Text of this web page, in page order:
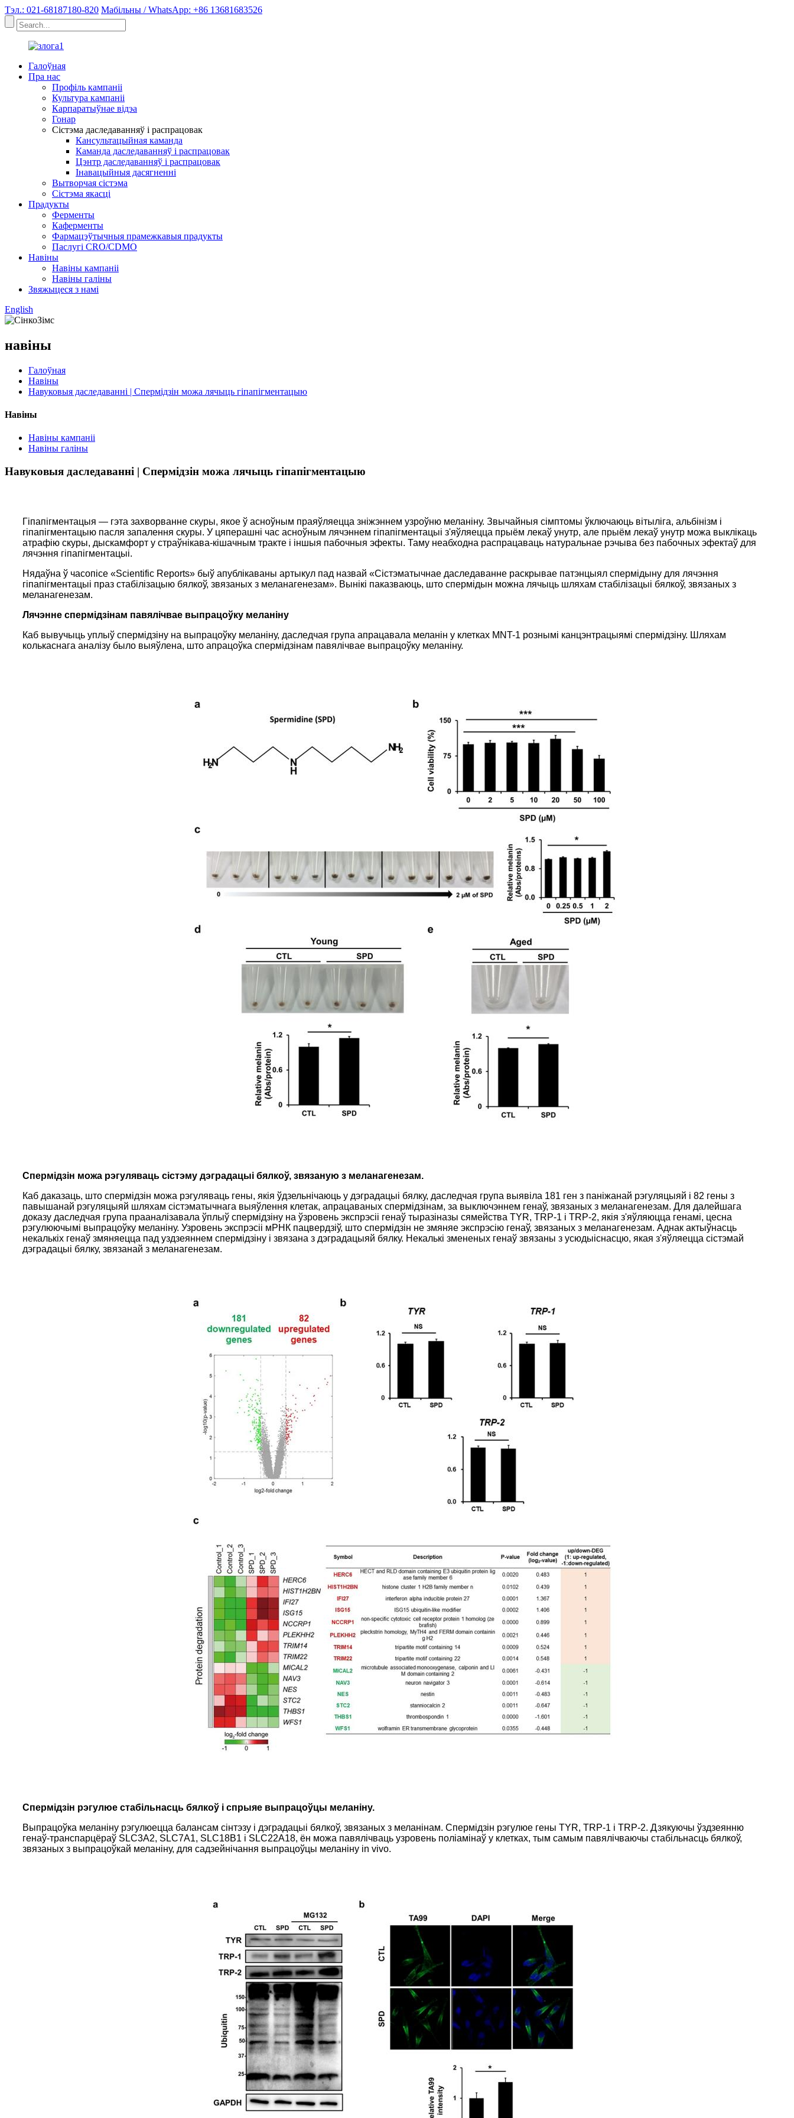
Тэл.: 021-68187180-820 Мабільны / WhatsApp: +86 13681683526
Галоўная
Пра нас
Профіль кампаніі
Культура кампаніі
Карпаратыўнае відэа
Гонар
Сістэма даследаванняў і распрацовак
Кансультацыйная каманда
Каманда даследаванняў і распрацовак
Цэнтр даследаванняў і распрацовак
Інавацыйныя дасягненні
Вытворчая сістэма
Сістэма якасці
Прадукты
Ферменты
Каферменты
Фармацэўтычныя прамежкавыя прадукты
Паслугі CRO/CDMO
Навіны
Навіны кампаніі
Навіны галіны
Звяжыцеся з намі
English
навіны
Галоўная
Навіны
Навуковыя даследаванні | Спермідзін можа лячыць гіпапігментацыю
Навіны
Навіны кампаніі
Навіны галіны
Навуковыя даследаванні | Спермідзін можа лячыць гіпапігментацыю
Гіпапігментацыя — гэта захворванне скуры, якое ў асноўным праяўляецца зніжэннем узроўню меланіну. Звычайныя сімптомы ўключаюць вітыліга, альбінізм і
гіпапігментацыю пасля запалення скуры. У цяперашні час асноўным лячэннем гіпапігментацыі з'яўляецца прыём лекаў унутр, але прыём лекаў унутр можа выклікаць
атрафію скуры, дыскамфорт у страўнікава-кішачным тракте і іншыя пабочныя эфекты. Таму неабходна распрацаваць натуральнае рэчыва без пабочных эфектаў для
лячэння гіпапігментацыі.
Нядаўна ў часопісе «Scientific Reports» быў апублікаваны артыкул пад назвай «Сістэматычнае даследаванне раскрывае патэнцыял спермідыну для лячэння
гіпапігментацыі праз стабілізацыю бялкоў, звязаных з меланагенезам». Вынікі паказваюць, што спермідын можна лячыць шляхам стабілізацыі бялкоў, звязаных з
меланагенезам.
Лячэнне спермідзінам павялічвае выпрацоўку меланіну
Каб вывучыць уплыў спермідзіну на выпрацоўку меланіну, даследчая група апрацавала меланін у клетках MNT-1 рознымі канцэнтрацыямі спермідзіну. Шляхам
колькаснага аналізу было выяўлена, што апрацоўка спермідзінам павялічвае выпрацоўку меланіну.
Спермідзін можа рэгуляваць сістэму дэградацыі бялкоў, звязаную з меланагенезам.
Каб даказаць, што спермідзін можа рэгуляваць гены, якія ўдзельнічаюць у дэградацыі бялку, даследчая група выявіла 181 ген з паніжанай рэгуляцыяй і 82 гены з
павышанай рэгуляцыяй шляхам сістэматычнага выяўлення клетак, апрацаваных спермідзінам, за выключэннем генаў, звязаных з меланагенезам. Для далейшага
доказу даследчая група прааналізавала ўплыў спермідзіну на ўзровень экспрэсіі генаў тыразіназы сямейства TYR, TRP-1 і TRP-2, якія з'яўляюцца генамі, цесна
рэгулюючымі выпрацоўку меланіну. Узровень экспрэсіі мРНК пацвердзіў, што спермідзін не змяняе экспрэсію генаў, звязаных з меланагенезам. Аднак актыўнасць
некалькіх генаў змяняецца пад уздзеяннем спермідзіну і звязана з дэградацыяй бялку. Некалькі змененых генаў звязаны з усюдыіснасцю, якая з'яўляецца сістэмай
дэградацыі бялку, звязанай з меланагенезам.
Спермідзін рэгулюе стабільнасць бялкоў і спрыяе выпрацоўцы меланіну.
Выпрацоўка меланіну рэгулюецца балансам сінтэзу і дэградацыі бялкоў, звязаных з меланінам. Спермідзін рэгулюе гены TYR, TRP-1 і TRP-2. Дзякуючы ўздзеянню
генаў-транспарцёраў SLC3A2, SLC7A1, SLC18B1 і SLC22A18, ён можа павялічваць узровень поліамінаў у клетках, тым самым павялічваючы стабільнасць бялкоў,
звязаных з выпрацоўкай меланіну, для садзейнічання выпрацоўцы меланіну in vivo.